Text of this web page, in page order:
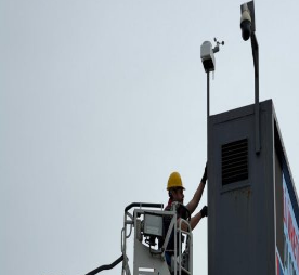
Büyükşehir Çevresel İzleme Ağını
Bandırma ile Güçlendirdi
05 Ağustos 2026